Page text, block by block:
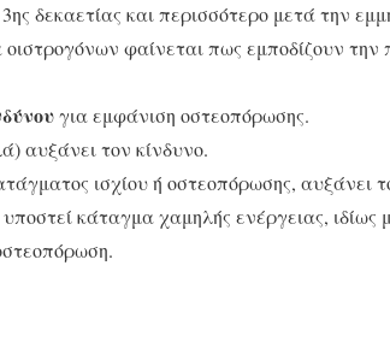
δεκαετίας και περισσότερο μετά την
φαίνεται πως εμποδίζουν την
για εμφάνιση οστεοπόρωσης.
αυξάνει τον κίνδυνο.
ισχίου ή οστεοπόρωσης, αυξάνει
κάταγμα χαμηλής ενέργειας, ιδίως